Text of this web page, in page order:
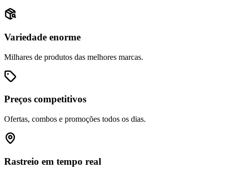
Variedade enorme
Milhares de produtos das melhores marcas.
Preços competitivos
Ofertas, combos e promoções todos os dias.
Rastreio em tempo real